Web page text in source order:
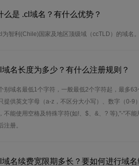
么是 .cl域名？有什么优势？
为智利(Chile)国家及地区顶级域（ccTLD）的域名。
域名长度为多少？有什么注册规则？
别域名最低1个字符，一般最低2个字符起，最多63
提供英文字母（a-z，不区分大小写）、数字（0-9
不能使用空格及特殊字符(如!、$、&、? 等),"-"不能
注册。
域名续费宽限期多长？要如何进行域名